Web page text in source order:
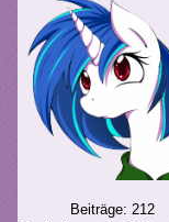
Beiträge: 212